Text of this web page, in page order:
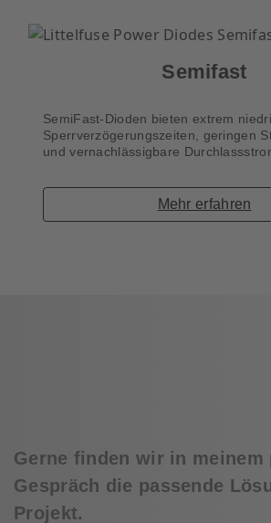
Semifast
SemiFast-Dioden bieten extrem
Sperrverzögerungszeiten, geringen
und vernachlässigbare
Mehr erfahren
Gerne finden wir in meinem
Gespräch die passende
Projekt.